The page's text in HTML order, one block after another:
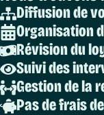
Diffusion de
Organisation
Révision du
Suivi des
Gestion de la
Pas de frais